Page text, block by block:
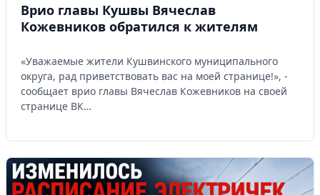
Врио главы Кушвы Вячеслав
Кожевников обратился к жителям
«Уважаемые жители Кушвинского муниципального
округа, рад приветствовать вас на моей странице!», -
сообщает врио главы Вячеслав Кожевников на своей
странице ВК…